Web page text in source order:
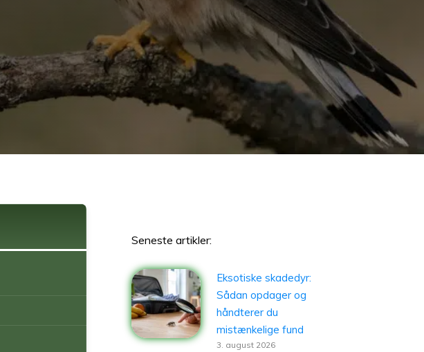
Seneste artikler:
Eksotiske skadedyr:
Sådan opdager og
håndterer du
mistænkelige fund
3. august 2026